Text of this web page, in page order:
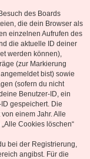
des Boards
die dein Browser als
einzelnen Aufrufen des
die aktuelle ID deiner
werden können),
(zur Markierung
bist) sowie
(sofern du nicht
Benutzer-ID, ein
gespeichert. Die
einem Jahr. Alle
Cookies löschen“
bei der Registrierung,
angibst. Für die